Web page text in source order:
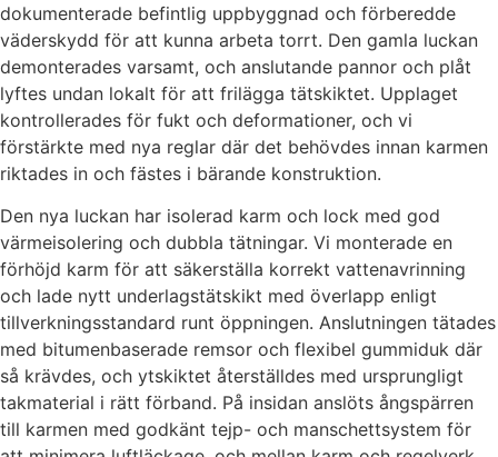
dokumenterade befintlig uppbyggnad och förberedde
väderskydd för att kunna arbeta torrt. Den gamla luckan
demonterades varsamt, och anslutande pannor och plåt
lyftes undan lokalt för att frilägga tätskiktet. Upplaget
kontrollerades för fukt och deformationer, och vi
förstärkte med nya reglar där det behövdes innan karmen
riktades in och fästes i bärande konstruktion.
Den nya luckan har isolerad karm och lock med god
värmeisolering och dubbla tätningar. Vi monterade en
förhöjd karm för att säkerställa korrekt vattenavrinning
och lade nytt underlagstätskikt med överlapp enligt
tillverkningsstandard runt öppningen. Anslutningen tätades
med bitumenbaserade remsor och flexibel gummiduk där
så krävdes, och ytskiktet återställdes med ursprungligt
takmaterial i rätt förband. På insidan anslöts ångspärren
till karmen med godkänt tejp- och manschettsystem för